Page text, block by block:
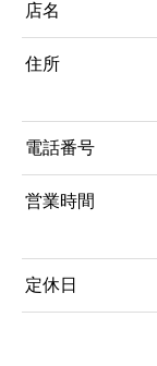
店名
住所
電話番号
営業時間
定休日